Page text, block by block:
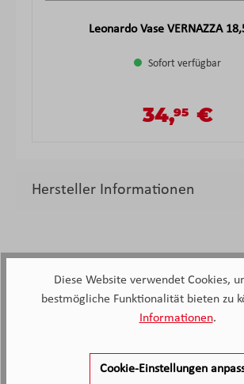
Leonardo Vase VERNAZZA
Sofort verfügbar
Regulärer Preis:
34,95 €
Hersteller Informationen
2.138
Kunden
bewertet
Diese Website verwendet Cookies,
bestmögliche Funktionalität bieten zu
Informationen.
Cookie-Einstellungen